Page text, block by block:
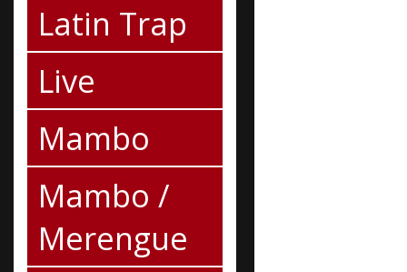
Latin Trap
Live
Mambo
Mambo /
Merengue